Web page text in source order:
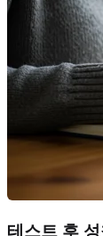
테스트 후